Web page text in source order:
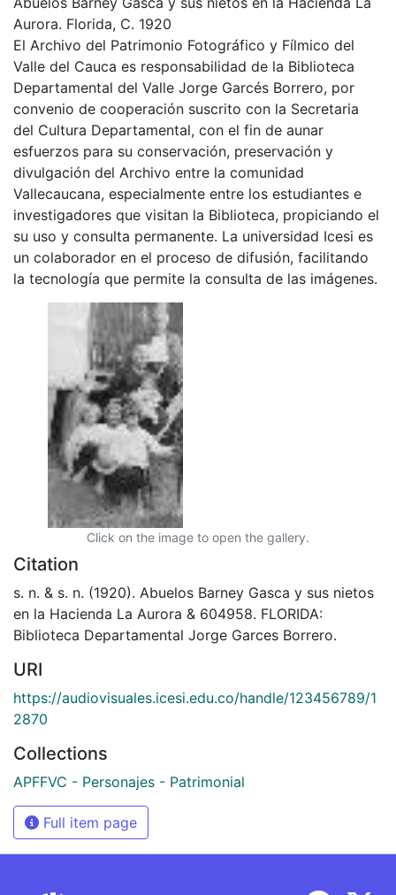
Aurora. Florida, C. 1920
El Archivo del Patrimonio Fotográfico y Fílmico del
Valle del Cauca es responsabilidad de la Biblioteca
Departamental del Valle Jorge Garcés Borrero, por
convenio de cooperación suscrito con la Secretaria
del Cultura Departamental, con el fin de aunar
esfuerzos para su conservación, preservación y
divulgación del Archivo entre la comunidad
Vallecaucana, especialmente entre los estudiantes e
investigadores que visitan la Biblioteca, propiciando el
su uso y consulta permanente. La universidad Icesi es
un colaborador en el proceso de difusión, facilitando
la tecnología que permite la consulta de las imágenes.
Click on the image to open the gallery.
Citation
s. n. & s. n. (1920). Abuelos Barney Gasca y sus nietos
en la Hacienda La Aurora & 604958. FLORIDA:
Biblioteca Departamental Jorge Garces Borrero.
URI
https://audiovisuales.icesi.edu.co/handle/123456789/1
2870
Collections
APFFVC - Personajes - Patrimonial
Full item page